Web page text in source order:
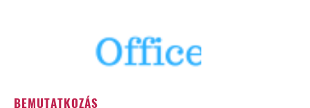
BEMUTATKOZÁS